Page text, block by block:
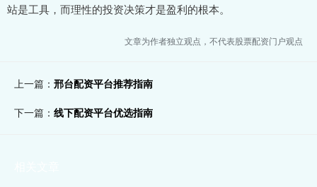
站是工具，而理性的投资决策才是盈利的根本。
文章为作者独立观点，不代表股票配资门户观点
上一篇： 邢台配资平台推荐指南
下一篇： 线下配资平台优选指南